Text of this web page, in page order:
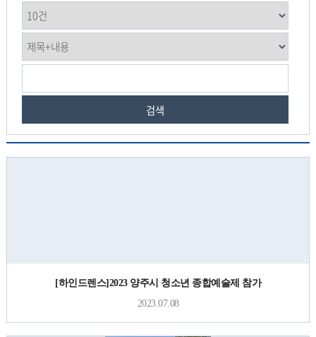
검색
[하인드렌스]2023 양주시 청소년 종합예술제 참가
2023.07.08